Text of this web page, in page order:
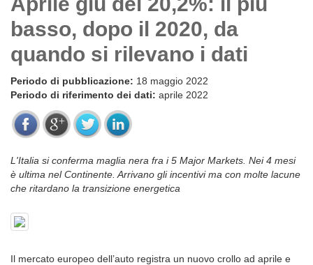
basso, dopo il 2020, da
quando si rilevano i dati
Periodo di pubblicazione: 18 maggio 2022
Periodo di riferimento dei dati: aprile 2022
L'Italia si conferma maglia nera fra i 5 Major Markets. Nei 4 mesi
è ultima nel Continente. Arrivano gli incentivi ma con molte lacune
che ritardano la transizione energetica
Il mercato europeo dell’auto registra un nuovo crollo ad aprile e